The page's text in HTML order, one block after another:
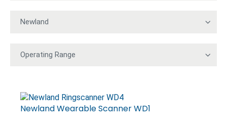
Newland Wearable Scanner WD1